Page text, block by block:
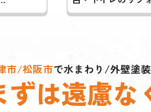
市/松阪市で水まわり/外壁塗
ずは遠慮な